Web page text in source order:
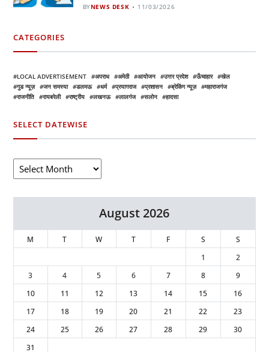
BYNEWS DESK 11/03/2026
CATEGORIES
LOCAL ADVERTISEMENT अपराध अमेठी आयोजन उत्तर प्रदेश ऊँचाहार
खेल
गुड न्यूज़
जन समस्या डलमऊ धर्म प्रयागराज प्रशासन ब्रेकिंग न्यूज़
महाराजगंज
राजनीति
रायबरेली राष्ट्रीय लखनऊ लालगंज सलोन हादसा
SELECT DATEWISE
August 2026
M T W T F S
S
1
2
3
4 5 6 7 8
9
10
11 12 13 14 15
16
17
18 19 20 21 22
23
24
25 26 27 28 29
30
31